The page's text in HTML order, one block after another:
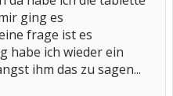
ging es
frage ist es
habe ich wieder ein
ihm das zu sagen...